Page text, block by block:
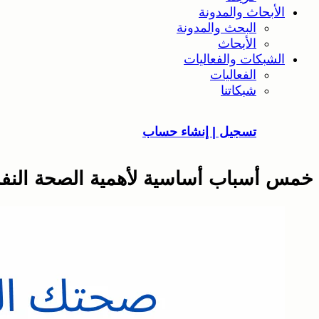
الأبحاث والمدونة
البحث والمدونة
الأبحاث
الشبكات والفعاليات
الفعاليات
شبكاتنا
تسجيل | إنشاء حساب
خمس أسباب أساسية لأهمية الصحة